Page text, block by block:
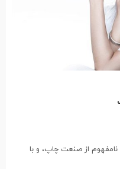
از صنعت چاپ، و با